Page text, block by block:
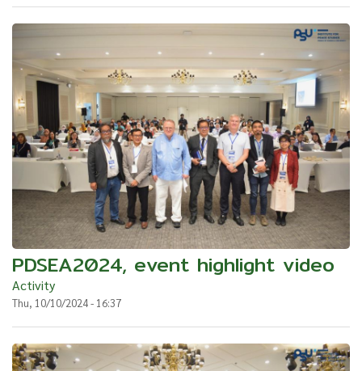
PDSEA2024, event highlight video
Activity
Thu, 10/10/2024 - 16:37